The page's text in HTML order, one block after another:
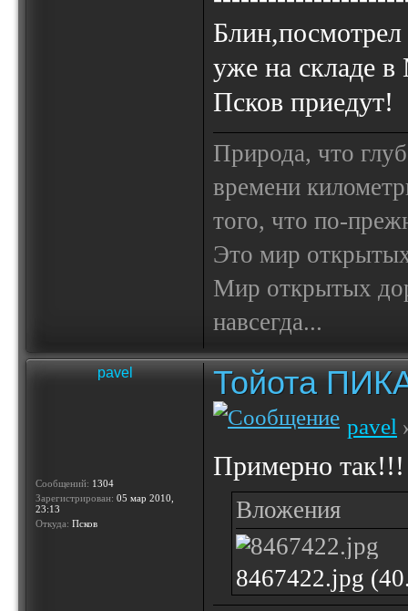
уже на складе
Псков приедут!
Природа, что
времени
того, что по-
Это мир
Мир открытых
навсегда...
pavel
Сообщений: 1304
Зарегистрирован: 05 мар 2010,
23:13
Откуда: Псков
Тойота
pavel
Примерно так!!!
Вложения
8467422.jpg